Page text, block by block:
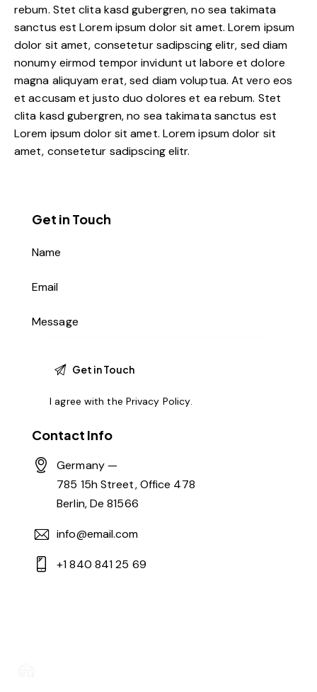
rebum. Stet clita kasd gubergren, no sea takimata
sanctus est Lorem ipsum dolor sit amet. Lorem ipsum
dolor sit amet, consetetur sadipscing elitr, sed diam
nonumy eirmod tempor invidunt ut labore et dolore
magna aliquyam erat, sed diam voluptua. At vero eos
et accusam et justo duo dolores et ea rebum. Stet
clita kasd gubergren, no sea takimata sanctus est
Lorem ipsum dolor sit amet. Lorem ipsum dolor sit
amet, consetetur sadipscing elitr.
Get in Touch
I agree with the Privacy Policy
Contact Info
Germany —
785 15h Street, Office 478
Berlin, De 81566
info@email.com
+1 840 841 25 69